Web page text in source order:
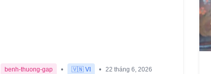
benh-thuong-gap • 🇻🇳 VI • 22 tháng 6, 2026